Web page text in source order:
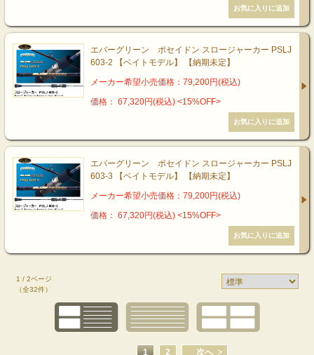
エバーグリーン ポセイドン スロージャーカー PSLJ
603-2 【ベイトモデル】 【納期未定】
メーカー希望小売価格：79,200円(税込)
価格： 67,320円(税込) <15%OFF>
エバーグリーン ポセイドン スロージャーカー PSLJ
603-3 【ベイトモデル】 【納期未定】
メーカー希望小売価格：79,200円(税込)
価格： 67,320円(税込) <15%OFF>
1 / 2ページ
（全32件）
1 2 次へ